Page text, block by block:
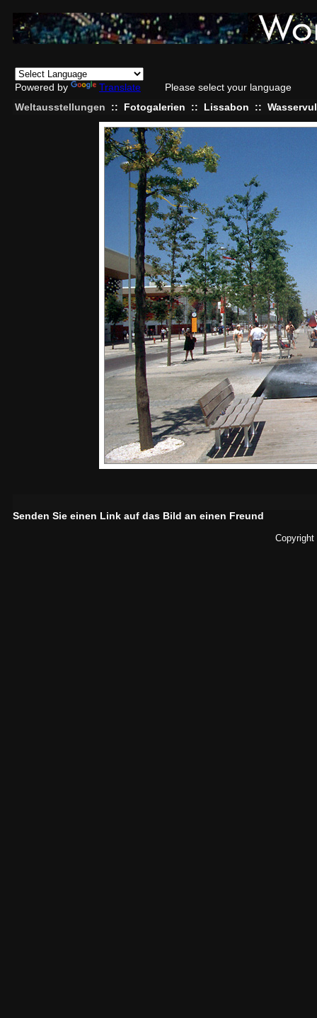
Powered by Translate
Please select your language
Weltausstellungen
:: Fotogalerien :: Lissabon ::
Senden Sie einen Link auf das Bild an einen Freund